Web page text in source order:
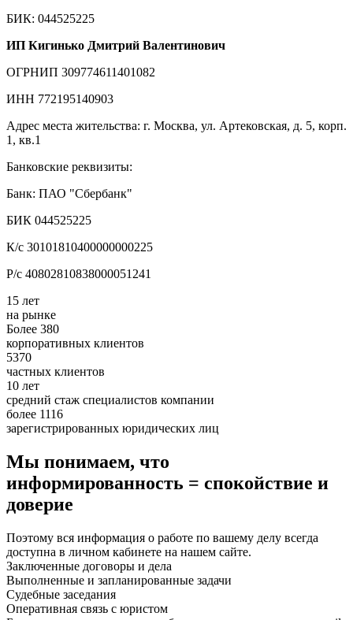
БИК: 044525225
ИП Кигинько Дмитрий Валентинович
ОГРНИП 309774611401082
ИНН 772195140903
Адрес места жительства: г. Москва, ул. Артековская, д. 5, корп.
1, кв.1
Банковские реквизиты:
Банк: ПАО "Сбербанк"
БИК 044525225
К/с 30101810400000000225
Р/с 40802810838000051241
15 лет
на рынке
Более 380
корпоративных клиентов
5370
частных клиентов
10 лет
средний стаж специалистов компании
более 1116
зарегистрированных юридических лиц
Мы понимаем, что
информированность = спокойствие и
доверие
Поэтому вся информация о работе по вашему делу всегда
доступна в личном кабинете на нашем сайте.
Заключенные договоры и дела
Выполненные и запланированные задачи
Судебные заседания
Оперативная связь с юристом